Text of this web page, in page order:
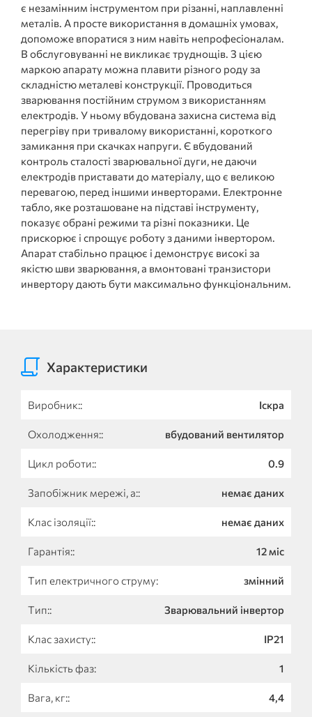
є незамінним інструментом при різанні, наплавленні
металів. А просте використання в домашніх умовах,
допоможе впоратися з ним навіть непрофесіоналам.
В обслуговуванні не викликає труднощів. З цією
маркою апарату можна плавити різного роду за
складністю металеві конструкції. Проводиться
зварювання постійним струмом з використанням
електродів. У ньому вбудована захисна система від
перегріву при тривалому використанні, короткого
замикання при скачках напруги. Є вбудований
контроль сталості зварювальної дуги, не даючи
електродів приставати до матеріалу, що є великою
перевагою, перед іншими инверторами. Електронне
табло, яке розташоване на підставі інструменту,
показує обрані режими та різні показники. Це
прискорює і спрощує роботу з даними інвертором.
Апарат стабільно працює і демонструє високі за
якістю шви зварювання, а вмонтовані транзистори
инвертору дають бути максимально функціональним.
Характеристики
Виробник:: Іскра
Охолодження:: вбудований вентилятор
Цикл роботи:: 0.9
Запобіжник мережі, а:: немає даних
Клас ізоляції:: немає даних
Гарантія:: 12 міс
Тип електричного струму: змінний
Тип:: Зварювальний інвертор
Клас захисту:: IP21
Кількість фаз: 1
Вага, кг:: 4,4